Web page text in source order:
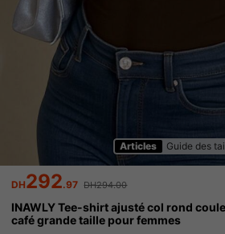
Articles Guide des
DH292.97 DH294.00
INAWLY Tee-shirt ajusté col rond
café grande taille pour femmes